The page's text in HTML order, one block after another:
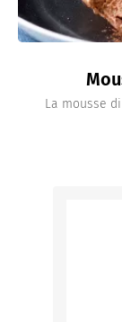
La mousse